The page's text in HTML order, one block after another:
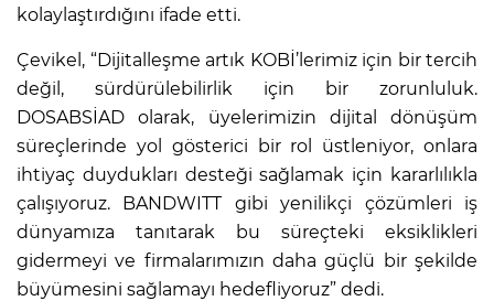
kolaylaştırdığını ifade etti.
Çevikel, “Dijitalleşme artık KOBİ’lerimiz için bir tercih
değil, sürdürülebilirlik için bir zorunluluk.
DOSABSİAD olarak, üyelerimizin dijital dönüşüm
süreçlerinde yol gösterici bir rol üstleniyor, onlara
ihtiyaç duydukları desteği sağlamak için kararlılıkla
çalışıyoruz. BANDWITT gibi yenilikçi çözümleri iş
dünyamıza tanıtarak bu süreçteki eksiklikleri
gidermeyi ve firmalarımızın daha güçlü bir şekilde
büyümesini sağlamayı hedefliyoruz” dedi.